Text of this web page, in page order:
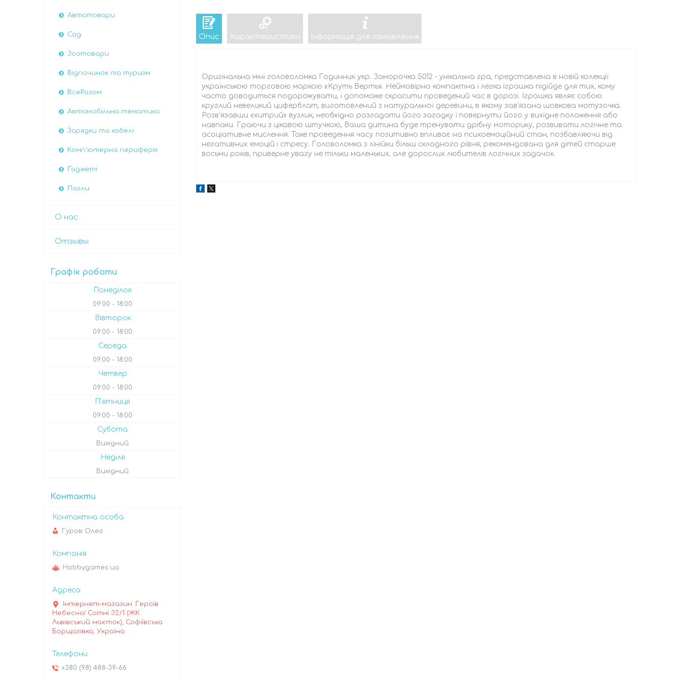
Опис Характеристики Інформація для замовлення
Оригінальна міні головоломка Годинник укр. Заморочка 5012 - унікальна гра, представлена в новій колекції
українською торговою маркою «Круть Верть». Неймовірно компактна і легка іграшка підійде для тих, кому
часто доводиться подорожувати, і допоможе скрасити проведений час в дорозі. Іграшка являє собою
круглий невеликий циферблат, виготовлений з натуральної деревини, в якому зав'язана шовкова мотузочка.
Розв'язавши «хитрий» вузлик, необхідно розгадати його загадку і повернути його у вихідне положення або
навпаки. Граючи з цікавою штучкою, Ваша дитина буде тренувати дрібну моторику, розвивати логічне та
асоціативне мислення. Таке проведення часу позитивно впливає на психоемоційний стан, позбавляючи від
негативних емоцій і стресу. Головоломка з лінійки більш складного рівня, рекомендована для дітей старше
восьми років, приверне увагу не тільки маленьких, але дорослих любителів логічних задачок.
Автотовари
Сад
Зоотовари
Відпочинок та туризм
ВсеРазом
Автомобiльна тематика
Зарядки та кабелі
Комп'ютерна периферія
Ґаджеті
Пазли
О нас
Отзывы
Графік роботи
Понеділок
09:00 18:00
Вівторок
09:00 18:00
Середа
09:00 18:00
Четвер
09:00 18:00
Пʼятниця
09:00 18:00
Субота
Вихідний
Неділя
Вихідний
Контакти
Гуров Олег
Hobbygames.ua
Інтернет-магазин: Героїв
Небесної Сотні 32/1 (ЖК
Львівський маєток), Софіївська
Борщагівка, Україна
+380 (98) 488-39-66